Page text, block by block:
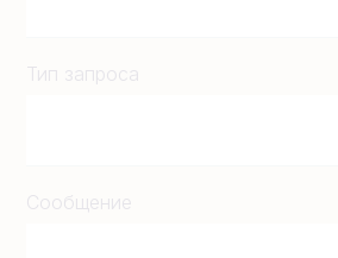
Тип запроса
Сообщение